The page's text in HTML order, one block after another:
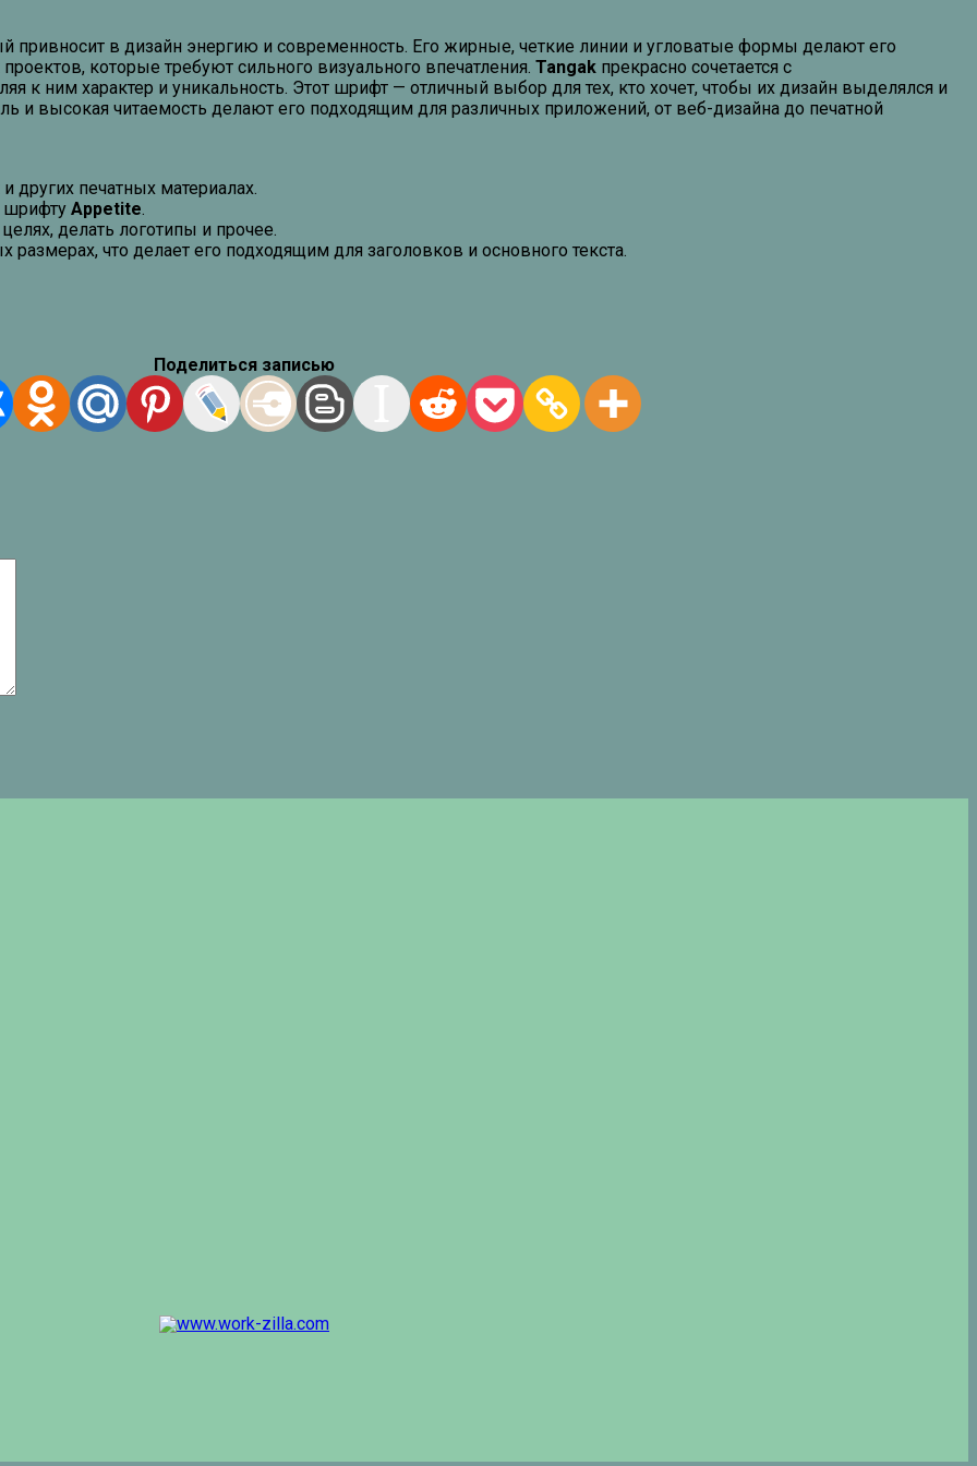
в дизайн энергию и современность. Его жирные, четкие линии и угловатые формы делают его
которые требуют сильного визуального впечатления. Tangak прекрасно сочетается с
к ним характер и уникальность. Этот шрифт — отличный выбор для тех, кто хочет, чтобы их дизайн выделялся и
и высокая читаемость делают его подходящим для различных приложений, от веб-дизайна до печатной
других печатных материалах.
шрифту Appetite.
делать логотипы и прочее.
что делает его подходящим для заголовков и основного текста.
Поделиться записью